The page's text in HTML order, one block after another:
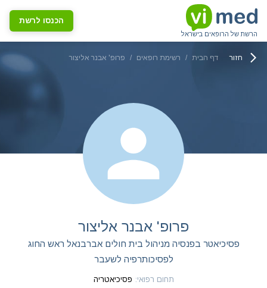
הרשת של הרופאים בישראל
הכנסו לרשת
חזור דף הבית / רשימת רופאים / פרופ' אבנר אליצור
פרופ' אבנר אליצור
פסיכיאטר בפנסיה מניהול בית חולים אברבנאל ראש החוג
לפסיכותרפיה לשעבר
תחום רפואי: פסיכיאטריה